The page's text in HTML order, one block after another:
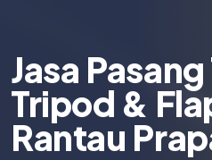
Jasa
Tripod &
Rantau